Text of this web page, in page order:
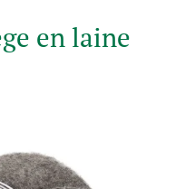
en laine